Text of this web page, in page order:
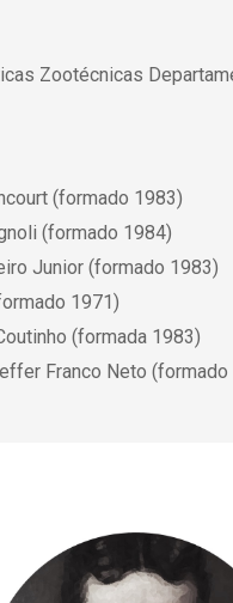
Zootécnicas
(formado 1983)
(formado 1984)
Junior (formado 1983)
1971)
(formada 1983)
Franco Neto (formado